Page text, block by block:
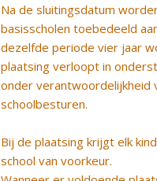
Na de sluitingsdatum
basisscholen toebedeeld
dezelfde periode vier jaar
plaatsing verloopt in
onder verantwoordelijkheid
schoolbesturen.
Bij de plaatsing krijgt elk
school van voorkeur.